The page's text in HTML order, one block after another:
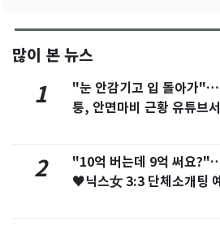
많이 본 뉴스
1
"눈 안감기고 입 돌아가
퉁, 안면마비 근황 유튜브
2
"10억 버는데 9억 써요
♥닉스女 3:3 단체소개팅